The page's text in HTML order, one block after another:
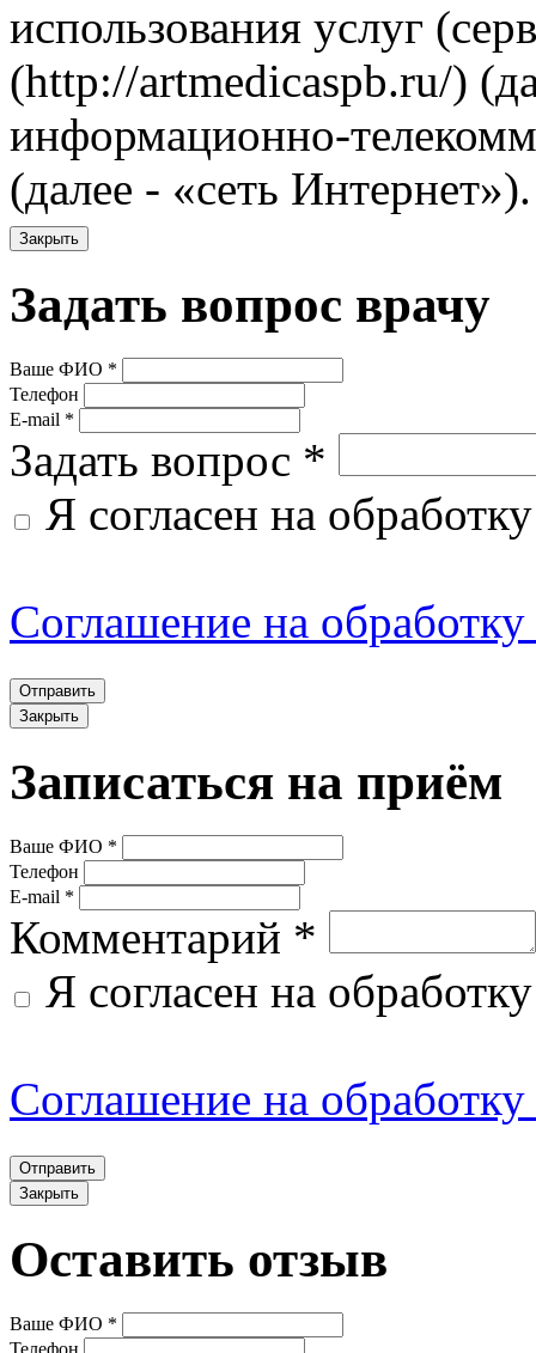
использования услуг
(http://artmedicaspb.ru/)
информационно-
(далее - «сеть Интернет»).
1. Статус Соглашения
1.1. Настоящее
являющиеся
разработано
правила и условия
услуг (сервисом) Сайта,
Пользователей и
1.2. Настоящее
обязательным
Администрацией Сайта,
предоставление
«Услуги»), содержащее
предоставления и
настоящего Соглашения,
Пользователем и
специальные документы,
Закрыть
Задать вопрос врачу
Ваше ФИО *
Телефон
E-mail *
Задать вопрос *
Я согласен на
Соглашение на
Закрыть
Записаться на приём
Ваше ФИО *
Телефон
E-mail *
Комментарий *
Я согласен на
Соглашение на
Закрыть
Оставить отзыв
Ваше ФИО *
Телефон